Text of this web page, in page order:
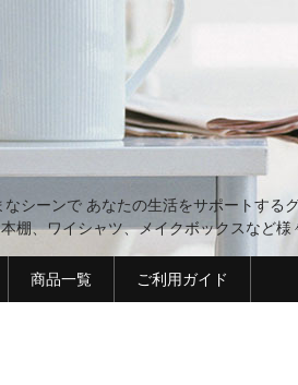
シーンで あなたの生活をサポートする
、ワイシャツ、メイクボックスなど様
商品一覧 ご利用ガイド